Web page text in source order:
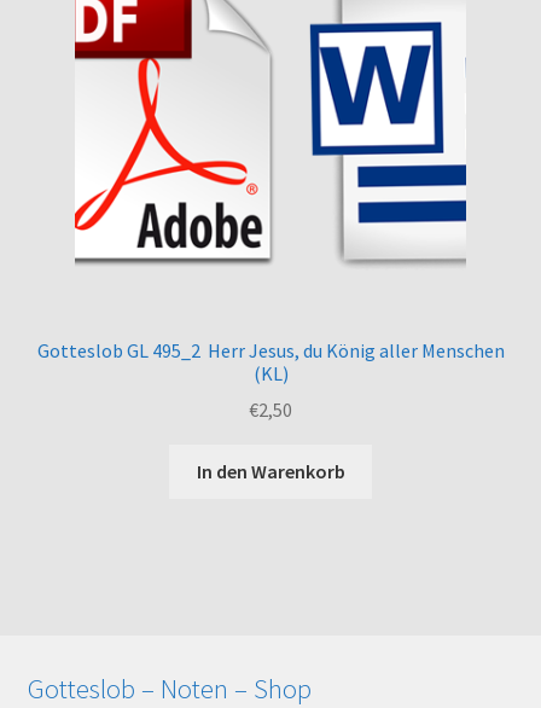
Gotteslob GL 495_2 Herr Jesus, du König aller Menschen
(KL)
€2,50
In den Warenkorb
Gotteslob – Noten – Shop